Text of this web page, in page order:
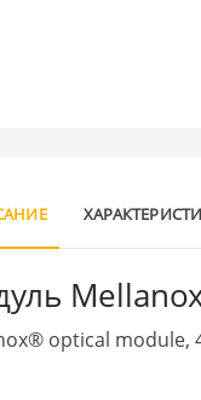
optical module,